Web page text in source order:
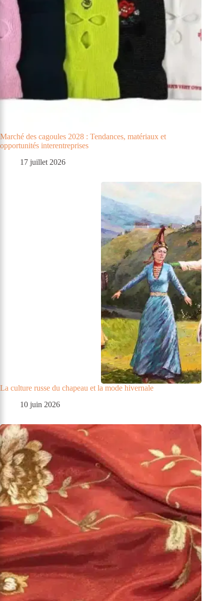
Marché des cagoules 2028 : Tendances, matériaux et
opportunités interentreprises
17 juillet 2026
La culture russe du chapeau et la mode hivernale
10 juin 2026